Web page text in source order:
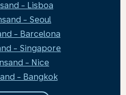
- Lisboa
- Seoul
- Barcelona
- Singapore
- Nice
- Bangkok